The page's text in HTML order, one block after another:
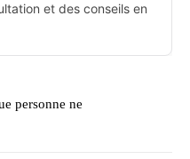
et des conseils en
personne ne